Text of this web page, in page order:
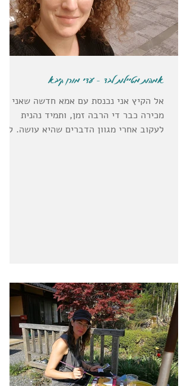
אמהות מטיילות לבד - עדי מורן קיבא
אל הקיץ אני נכנסת עם אמא חדשה שאני
מכירה כבר די הרבה זמן, ותמיד נהנית
לעקוב אחרי מגוון הדברים שהיא עושה.